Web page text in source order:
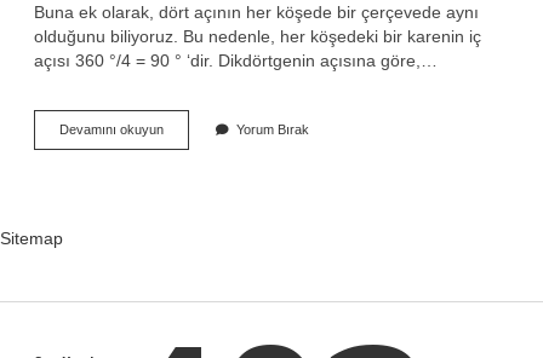
Buna ek olarak, dört açının her köşede bir çerçevede aynı
olduğunu biliyoruz. Bu nedenle, her köşedeki bir karenin iç
açısı 360 °/4 = 90 ° ‘dir. Dikdörtgenin açısına göre,…
Devamını okuyunKarenin
Açı
Yorum Bırak
Sitemap